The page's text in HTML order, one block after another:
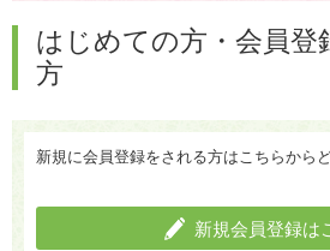
はじめての方・会員登
方
新規に会員登録をされる方はこちらからど
新規会員登録は